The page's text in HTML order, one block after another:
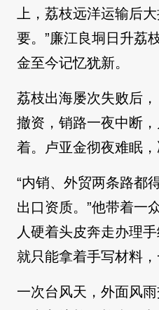
上，荔枝远洋运输后
要。”廉江良垌日升荔
金至今记忆犹新。
荔枝出海屡次失败后
撤资，销路一夜中断
着。卢亚金彻夜难眠，
“内销、外贸两条路都
出口资质。”他带着一
人硬着头皮奔走办理
就只能拿着手写材料，
一次台风天，外面风